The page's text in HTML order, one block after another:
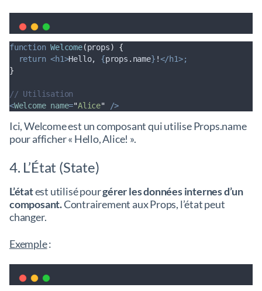
function Welcome(props)
{
return <h1>Hello, {props . name} !</h1>;
}
// Utilisation
<Welcome name="Alice" />
Ici, Welcome est un composant qui utilise Props.name
pour afficher « Hello, Alice! ».
4. L’État (State)
L’étatest utilisé pourgérer les données internes d’un
composant.Contrairement aux Props, l’état peut
changer.
Exemple: